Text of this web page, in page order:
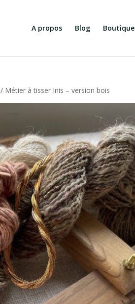
A propos Blog Boutique
/ Métier à tisser Inis – version bois